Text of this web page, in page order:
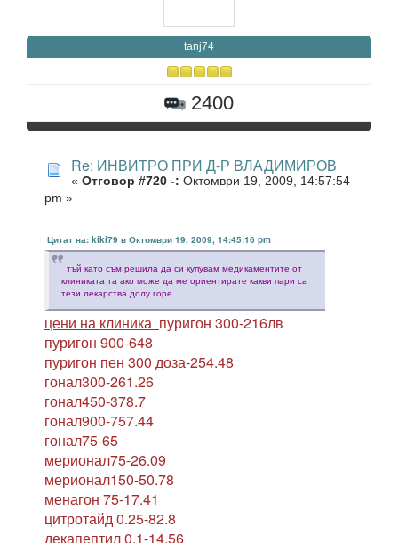
tanj74
2400
Re: ИНВИТРО ПРИ Д-Р ВЛАДИМИРОВ
« Отговор #720 -: Октомври 19, 2009, 14:57:54
pm »
Цитат на: kiki79 в Октомври 19, 2009, 14:45:16 pm
тъй като съм решила да си купувам медикаментите от
клиниката та ако може да ме ориентирате какви пари са
тези лекарства долу горе.
цени на клиника пуригон 300-216лв
пуригон 900-648
пуригон пен 300 доза-254.48
гонал300-261.26
гонал450-378.7
гонал900-757.44
гонал75-65
мерионал75-26.09
мерионал150-50.78
менагон 75-17.41
цитротайд 0.25-82.8
декапептил 0.1-14.56